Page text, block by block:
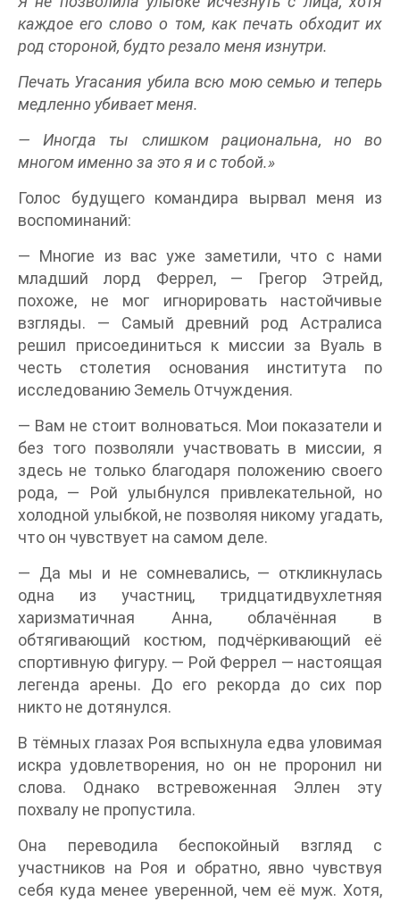
каждое его слово о том, как печать обходит их
род стороной, будто резало меня изнутри.
Печать Угасания убила всю мою семью и теперь
медленно убивает меня.
— Иногда ты слишком рациональна, но во
многом именно за это я и с тобой.»
Голос будущего командира вырвал меня из
воспоминаний:
— Многие из вас уже заметили, что с нами
младший лорд Феррел, — Грегор Этрейд,
похоже, не мог игнорировать настойчивые
взгляды. — Самый древний род Астралиса
решил присоединиться к миссии за Вуаль в
честь столетия основания института по
исследованию Земель Отчуждения.
— Вам не стоит волноваться. Мои показатели и
без того позволяли участвовать в миссии, я
здесь не только благодаря положению своего
рода, — Рой улыбнулся привлекательной, но
холодной улыбкой, не позволяя никому угадать,
что он чувствует на самом деле.
— Да мы и не сомневались, — откликнулась
одна из участниц, тридцатидвухлетняя
харизматичная Анна, облачённая в
обтягивающий костюм, подчёркивающий её
спортивную фигуру. — Рой Феррел — настоящая
легенда арены. До его рекорда до сих пор
никто не дотянулся.
В тёмных глазах Роя вспыхнула едва уловимая
искра удовлетворения, но он не проронил ни
слова. Однако встревоженная Эллен эту
похвалу не пропустила.
Она переводила беспокойный взгляд с
участников на Роя и обратно, явно чувствуя
себя куда менее уверенной, чем её муж. Хотя,